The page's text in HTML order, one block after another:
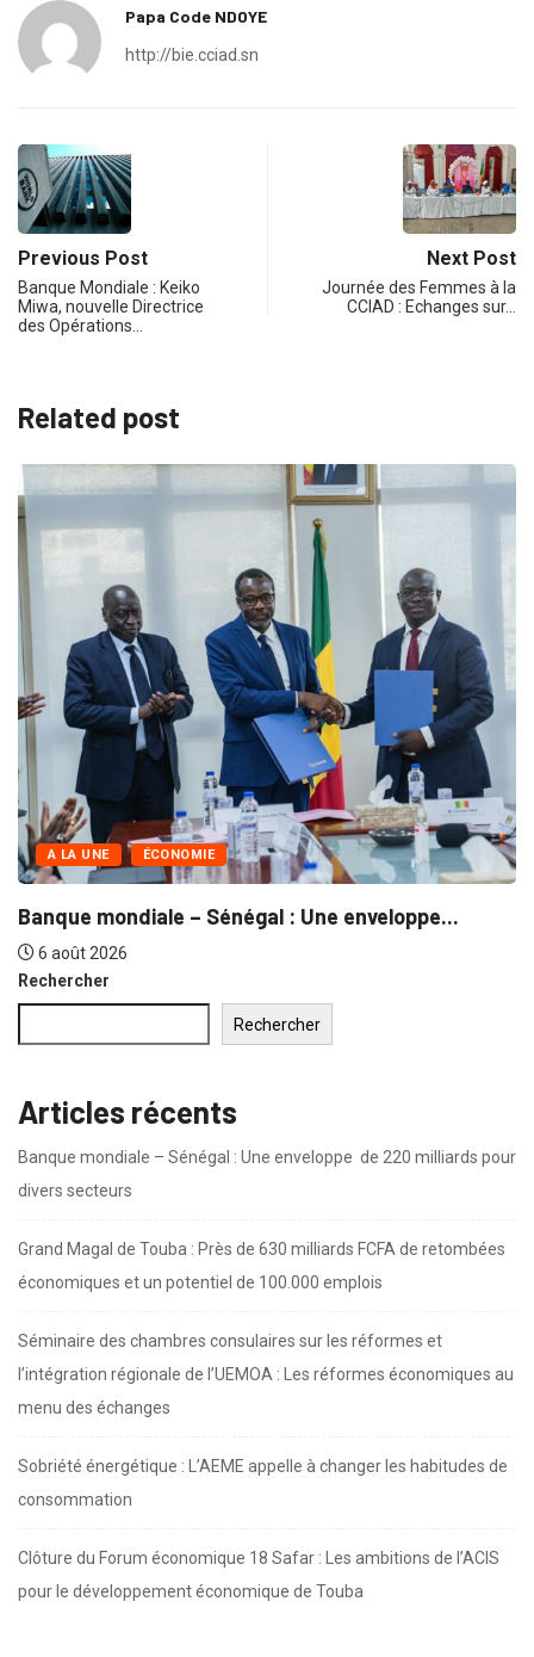
Papa Code NDOYE
http://bie.cciad.sn
Previous Post
Banque Mondiale : Keiko
Miwa, nouvelle Directrice
des Opérations…
Next Post
Journée des Femmes à la
CCIAD : Echanges sur…
Related post
A LA UNE COMMERCE
Grand Magal de Touba : Près de...
30 juillet 2026
Rechercher
Rechercher
Articles récents
Banque mondiale – Sénégal : Une enveloppe de 220 milliards pour
divers secteurs
Grand Magal de Touba : Près de 630 milliards FCFA de retombées
économiques et un potentiel de 100.000 emplois
Séminaire des chambres consulaires sur les réformes et
l’intégration régionale de l’UEMOA : Les réformes économiques au
menu des échanges
Sobriété énergétique : L’AEME appelle à changer les habitudes de
consommation
Clôture du Forum économique 18 Safar : Les ambitions de l’ACIS
pour le développement économique de Touba